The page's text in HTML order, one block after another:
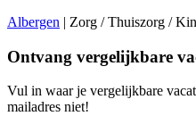
Albergen | Zorg / Thuiszorg /
Ontvang vergelijkbare
Vul in waar je vergelijkbare
mailadres niet!